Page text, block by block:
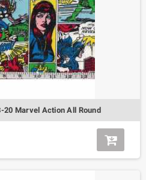
20 Marvel Action All Round